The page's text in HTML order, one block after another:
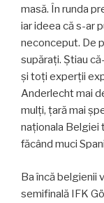
masă. În runda
iar ideea că s-ar
neconceput. De
supărați. Știau
și toți experții
Anderlecht mai
mulți, țară mai
naționala Belgiei
făcând muci
Ba încă belgienii
semifinală IFK